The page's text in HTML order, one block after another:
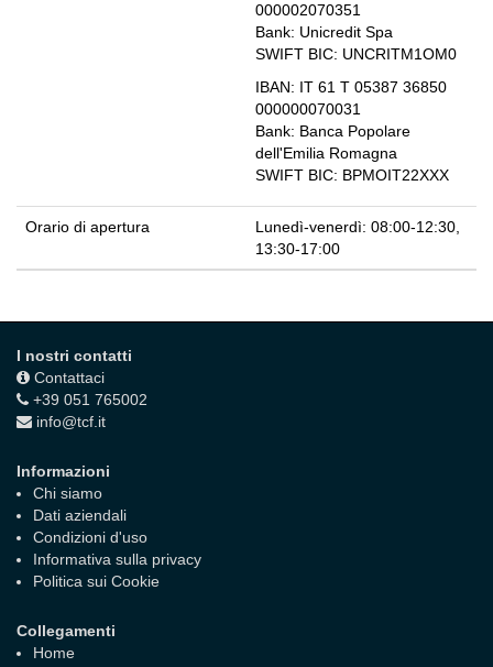
000002070351
Bank: Unicredit Spa
SWIFT BIC: UNCRITM1OM0
IBAN: IT 61 T 05387 36850
000000070031
Bank: Banca Popolare
dell'Emilia Romagna
SWIFT BIC: BPMOIT22XXX
Orario di apertura
Lunedì-venerdì: 08:00-12:30,
13:30-17:00
I nostri contatti
Contattaci
+39 051 765002
info@tcf.it
Informazioni
Chi siamo
Dati aziendali
Condizioni d'uso
Informativa sulla privacy
Politica sui Cookie
Collegamenti
Home